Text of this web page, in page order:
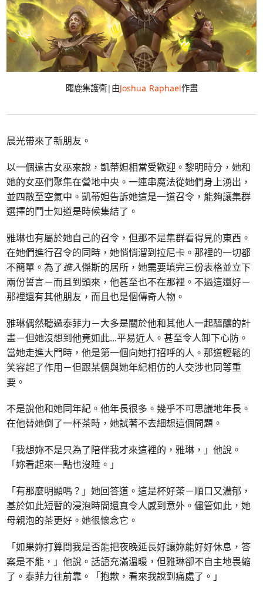
曙鹿集護衛|由Joshua Raphael作畫
晨光帶來了新朋友。
以一個遠古女巫來說，凱蒂妲相當受歡迎。黎明時分，她和
她的女巫們聚集在營地中央。一連串魔法從她們身上湧出，
並四散至空氣中。凱蒂妲告訴她這是一道召令，能夠讓集群
選擇的鬥士知道是時候集結了。
雅琳也有屬於她自己的召令，但那不是集群看得見的東西。
在她們進行召令的同時，她悄悄溜到拉尼卡。那裡的一切都
不簡單。為了進入傑斯的居所，她需要填完三份表格並立下
兩份誓言－而且到頭來，他甚至也不在那裡。不過這還好－
那裡還有其他朋友，而且也是個傳奇人物。
雅琳偶然聽過泰菲力－大多是關於他和其他人一起醞釀的計
畫－但她沒想到他竟如此...平易近人。甚至令人卸下心防。
當她走進大門時，他是第一個向她打招呼的人。那道輕鬆的
笑容起了作用－但跟某個與她年紀相仿的人交涉也同等重
要。
不是說他和她同年紀。他年長很多。幾乎不可思議地年長。
在他替她倒了一杯茶時，她試著不去細想這個問題。
「我想妳不是只為了陪伴我才來這裡的，雅琳，」他說。
「妳看起來一點也沒睡。」
「有那麼明顯嗎？」她回答道。這是杯好茶－順口又濃郁，
基於如此短暫的浸泡時間還真令人感到意外。儘管如此，她
母親泡的茶更好。她很懷念它。
「如果妳打算問我是否能把夜晚延長好讓妳能好好休息，答
案是不能，」他說。話語充滿溫暖，但雅琳卻不自主地畏縮
了。泰菲力往前靠。「抱歉，看來我說到痛處了。」